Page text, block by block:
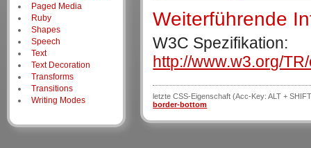
Weiterführende
W3C Spezifikation:
http://www.w3.org/
letzte CSS-Eigenschaft (Acc-Key: ALT +
border-bottom
Paged Media
Ruby
Shapes
Speech
Text
Text Decoration
Transforms
Transitions
Writing Modes